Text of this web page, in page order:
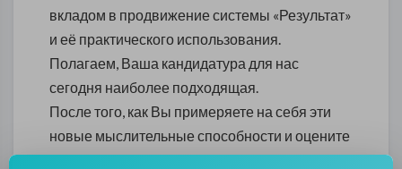
вкладом в продвижение системы «Результат»
и её практического использования.
Полагаем, Ваша кандидатура для нас
сегодня наиболее подходящая.
После того, как Вы примеряете на себя эти
новые мыслительные способности и оцените
их в работе, Вы сможете более глубоко и